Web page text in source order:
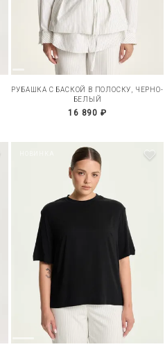
РУБАШКА С БАСКОЙ В ПОЛОСКУ, ЧЕРНО-
БЕЛЫЙ
16 890 ₽